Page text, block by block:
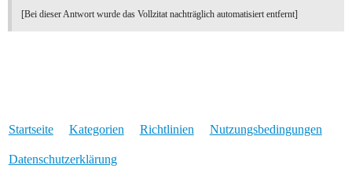
[Bei dieser Antwort wurde das Vollzitat nachträglich automatisiert entfernt]
Startseite Kategorien Richtlinien Nutzungsbedingungen
Datenschutzerklärung